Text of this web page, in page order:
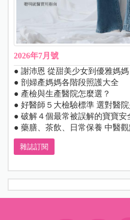
2026年7月號
● 謝沛恩 從甜美少女到優雅媽媽
● 剖婦產媽媽各階段照護大全
● 產檢與生產醫院怎麼選？
● 好醫師５大檢驗標準 選對醫
● 破解４個最常被誤解的寶寶安
● 藥膳、茶飲、日常保養 中醫
雜誌訂閱